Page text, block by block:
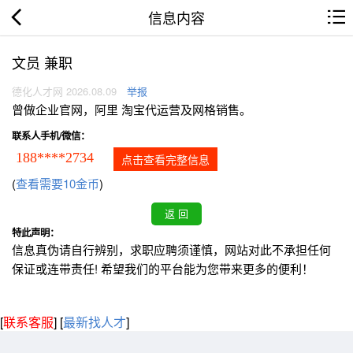
信息内容
文员 兼职
德化人才网 2026.08.09 举报
曾做企业官网，阿里 淘宝代运营及网格销售。
联系人手机/微信：
188****2734 点击查看完整信息
(查看需要10金币)
特此声明：
信息真伪请自行辨别，求职应聘须谨慎，网站对此不承担任何
保证或连带责任! 希望我们的平台能为您带来更多的便利！
[联系客服] [最新找人才]